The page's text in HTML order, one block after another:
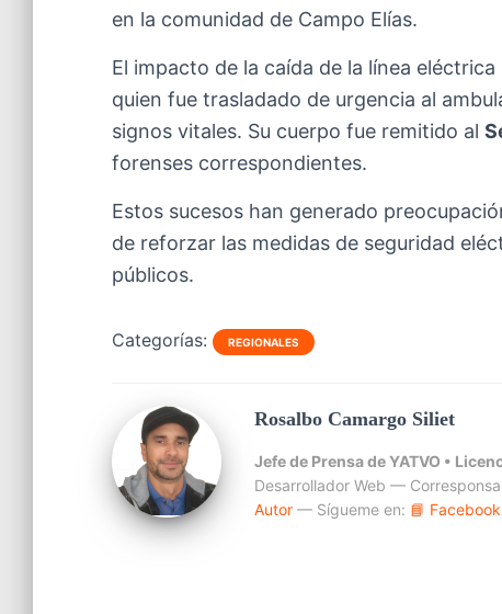
en la comunidad de Campo Elías.
El impacto de la caída de la línea
quien fue trasladado de urgencia al
signos vitales. Su cuerpo fue remitido al
forenses correspondientes.
Estos sucesos han generado
de reforzar las medidas de seguridad
públicos.
Categorías: REGIONALES
Rosalbo Camargo Siliet
Jefe de Prensa de YATVO •
Desarrollador Web —
Autor— Sígueme en: 📘 Facebook